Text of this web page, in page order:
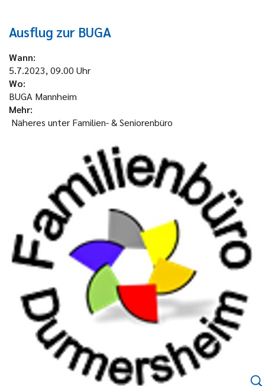
Ausflug zur BUGA
Wann:
5.7.2023, 09.00 Uhr
Wo:
BUGA Mannheim
Mehr:
Näheres unter Familien- & Seniorenbüro